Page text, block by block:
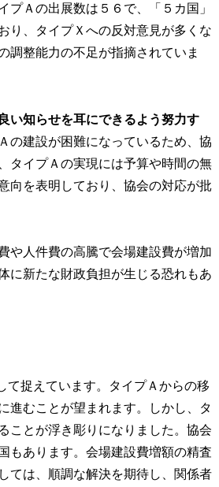
プＡの出展数は５６で、「５カ国」
り、タイプＸへの反対意見が多くな
調整能力の不足が指摘されていま
い知らせを耳にできるよう努力す
の建設が困難になっているため、協
タイプＡの実現には予算や時間の無
向を表明しており、協会の対応が批
や人件費の高騰で会場建設費が増加
に新たな財政負担が生じる恐れもあ
て捉えています。タイプＡからの移
進むことが望まれます。しかし、タ
ことが浮き彫りになりました。協会
もあります。会場建設費増額の精査
ては、順調な解決を期待し、関係者